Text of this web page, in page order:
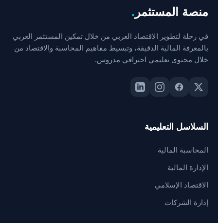
منصة المستثمر .
في رحلة لتطوير الاقتصاد العربي من خلال تمكين المستثمر العربي
بالمعرفة المالية الدقيقة، وتبسيط مفاهيم المحاسبة والاقتصاد من
خلال محتوى تعليمي احترافي مدروس.
السلاسل التعليمية
المحاسبة المالية
الإدارة المالية
الاقتصاد الإسلامي
إدارة الشركات